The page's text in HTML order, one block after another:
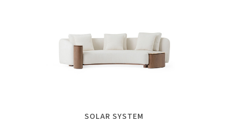
SOLAR SYSTEM